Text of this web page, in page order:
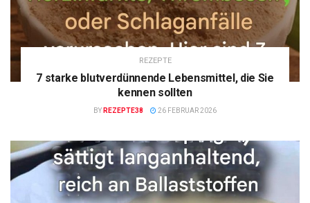
REZEPTE
7 starke blutverdünnende Lebensmittel, die Sie
kennen sollten
BY REZEPTE38 26 FEBRUAR 2026